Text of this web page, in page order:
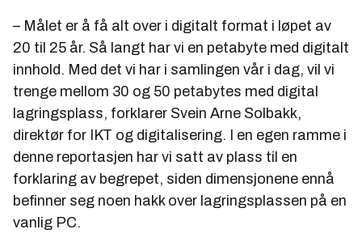
– Målet er å få alt over i digitalt format i løpet av
20 til 25 år. Så langt har vi en petabyte med digitalt
innhold. Med det vi har i samlingen vår i dag, vil vi
trenge mellom 30 og 50 petabytes med digital
lagringsplass, forklarer Svein Arne Solbakk,
direktør for IKT og digitalisering. I en egen ramme i
denne reportasjen har vi satt av plass til en
forklaring av begrepet, siden dimensjonene ennå
befinner seg noen hakk over lagringsplassen på en
vanlig PC.